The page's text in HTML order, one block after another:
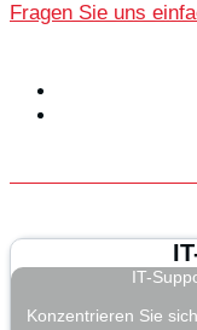
Fragen Sie uns
IT-
Konzentrieren Sie